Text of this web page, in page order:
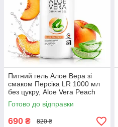
Питний гель Алое Вера зі
смаком Персіка LR 1000 мл
без цукру, Aloe Vera Peach
для комфорту травлення
,1000 мл
Готово до відправки
690 ₴ 820 ₴